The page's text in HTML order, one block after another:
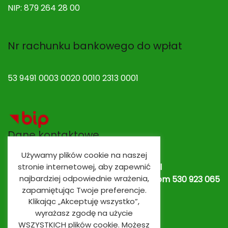
NIP: 879 264 28 00
Nr rachunku bankowego do wpłat
53 9491 0003 0020 0010 2313 0001
Dane kontaktowe
Adres e-mail:spobrowo@spobrowo.pl
Nr telefonu / fax:(56) 674 70 30 tel. kom 530 923 065
530 923 839Oddziały przedszkolne
Używamy plików cookie na naszej
stronie internetowej, aby zapewnić
najbardziej odpowiednie wrażenia,
zapamiętując Twoje preferencje.
Klikając „Akceptuję wszystko”,
wyrażasz zgodę na użycie
WSZYSTKICH plików cookie. Możesz